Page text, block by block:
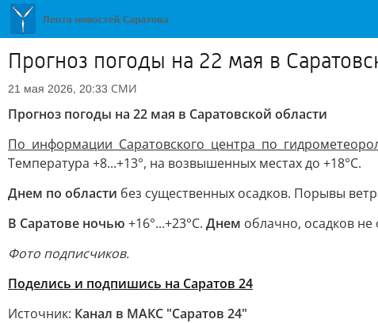
Прогноз погоды на 22 мая в
21 мая 2026, 20:33 СМИ
Прогноз погоды на 22 мая в Саратовской области
По информации Саратовского центра по
Температура +8...+13°, на возвышенных местах до +18°С.
Днем по области без существенных осадков. Порывы
В Саратове ночью +16°...+23°С. Днем облачно, осадков не
Фото подписчиков.
Поделись и подпишись на Саратов 24
Источник: Канал в МАКС "Саратов 24"